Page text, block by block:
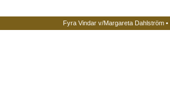
Fyra Vindar v/Margareta Dahlström